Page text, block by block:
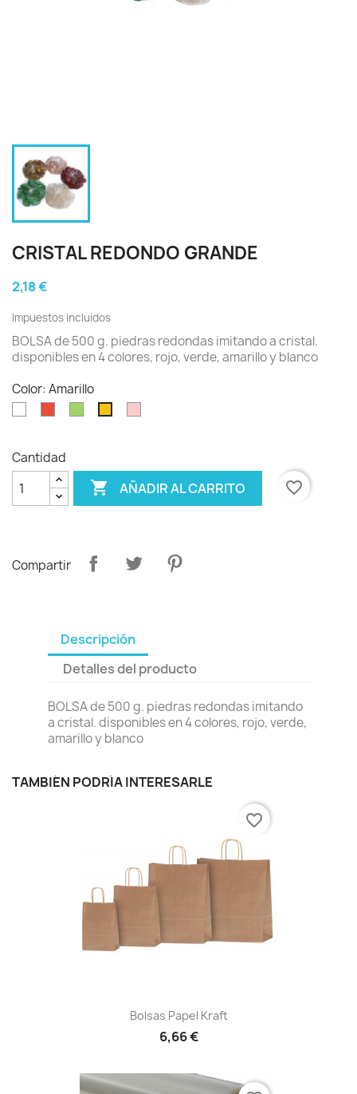
CRISTAL REDONDO GRANDE
2,18 €
Impuestos incluidos
BOLSA de 500 g. piedras redondas imitando a cristal.
disponibles en 4 colores, rojo, verde, amarillo y blanco
Color: Amarillo
Cantidad
 AÑADIR AL CARRITO favorite_border
Compartir
Descripción
Detalles del producto
BOLSA de 500 g. piedras redondas imitando
a cristal. disponibles en 4 colores, rojo, verde,
amarillo y blanco
TAMBIÉN PODRÍA INTERESARLE
Bolsas Papel Kraft
6,66 €
favorite_border